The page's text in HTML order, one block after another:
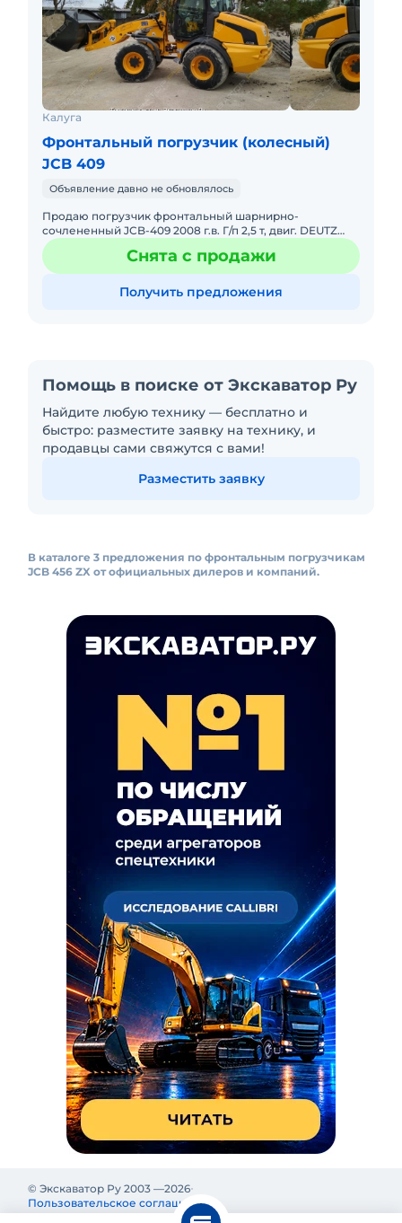
Калуга
Фронтальный погрузчик (колесный)
JCB 409
Объявление давно не обновлялось
Продаю погрузчик фронтальный шарнирно-
сочлененный JCB-409 2008 г.в. Г/п 2,5 т, двиг. DEUTZ
TD2011L4 75 л.с., быстросъем ковш 0,9 куб.м. + вилы
1200 мм. Пробег 3Снята с продажи
Получить предложения
Помощь в поиске от Экскаватор Ру
Найдите любую технику — бесплатно и
быстро: разместите заявку на технику, и
продавцы сами свяжутся с вами!
Разместить заявку
В каталоге 3 предложения по фронтальным погрузчикам
JCB 456 ZX от официальных дилеров и компаний.
© Экскаватор Ру 2003 —2026
Пользовательское соглашение
Политика конфиденциальности Реклама на Экскаватор Ру